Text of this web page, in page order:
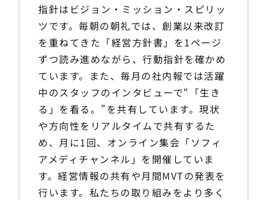
指針はビジョン・ミッション・スピリッ
ツです。毎朝の朝礼では、創業以来改訂
を重ねてきた「経営方針書」を1ページ
ずつ読み進めながら、行動指針を確かめ
ています。また、毎月の社内報では活躍
中のスタッフのインタビューで“「生き
る」を看る。”を共有しています。現状
や方向性をリアルタイムで共有するた
め、月に1回、オンライン集会「ソフィ
アメディチャンネル」を開催していま
す。経営情報の共有や月間MVTの発表を
行います。私たちの取り組みをより多く